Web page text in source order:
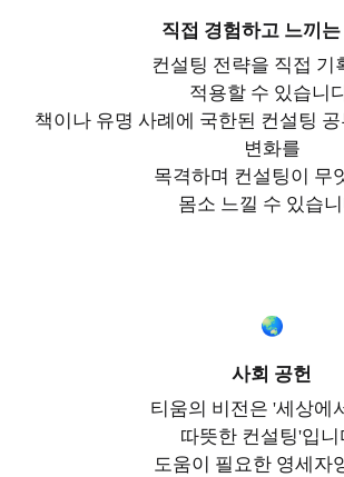
직접 경험하고 느끼
컨설팅 전략을 직접 기
적용할 수 있습니
책이나 유명 사례에 국한된 컨설팅
변화를
목격하며 컨설팅이 무
몸소 느낄 수 있습
🌏
사회 공헌
티움의 비전은 '세상에
따뜻한 컨설팅'입니
도움이 필요한 영세자